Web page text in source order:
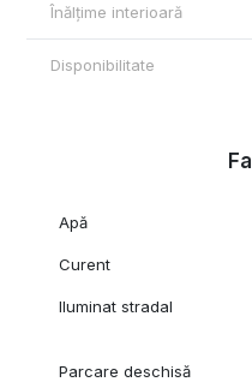
Spațiul permite flexibilitate,
împreună sau separat, în
Înălțime interioară
Disponibilitate
Apă
Curent
Iluminat stradal
Parcare deschisă